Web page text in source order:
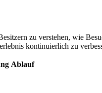
zu verstehen, wie
kontinuierlich zu
Ablauf